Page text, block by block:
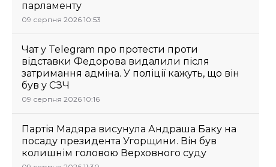
парламенту
09 серпня 2026 10:53
Чат у Telegram про протести проти
відставки Федорова видалили після
затримання адміна. У поліції кажуть, що він
був у СЗЧ
09 серпня 2026 10:16
Партія Мадяра висунула Андраша Баку на
посаду президента Угорщини. Він був
колишнім головою Верховного суду